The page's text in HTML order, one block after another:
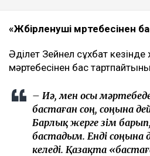
«Жәбірленуші мәртебесінен
Әділет Зейнел сұхбат кезінде
мәртебесінен бас
– Иә, мен осы
бастаған соң, соңына
Барлық жерге өзім
бастадым. Енді соңына
келеді. Қазақта